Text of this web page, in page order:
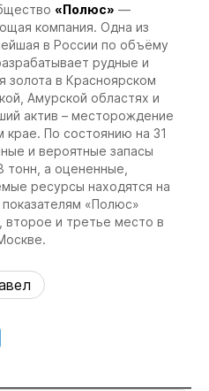
«Полюс» —
компания. Одна из
в России по объёму
рудные и
в Красноярском
Амурской областях и
актив – месторождение
крае. По состоянию на 31
и вероятные запасы
тонн, а оцененные,
ресурсы находятся на
«Полюс»
второе и третье место в